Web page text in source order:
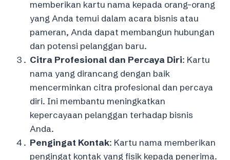
memberikan kartu nama kepada orang-orang
yang Anda temui dalam acara bisnis atau
pameran, Anda dapat membangun hubungan
dan potensi pelanggan baru.
Citra Profesional dan Percaya Diri: Kartu
nama yang dirancang dengan baik
mencerminkan citra profesional dan percaya
diri. Ini membantu meningkatkan
kepercayaan pelanggan terhadap bisnis
Anda.
Pengingat Kontak: Kartu nama memberikan
pengingat kontak yang fisik kepada penerima.